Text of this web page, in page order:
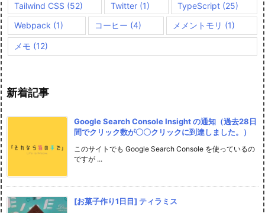
Tailwind CSS (52) Twitter (1) TypeScript (25)
Webpack (1) コーヒー (4) メメントモリ (1)
メモ (12)
新着記事
Google Search Console Insight の通知（過去28日
間でクリック数が〇〇クリックに到達しました。）
このサイトでも Google Search Console を使っているの
ですが ...
[お菓子作り1日目] ティラミス